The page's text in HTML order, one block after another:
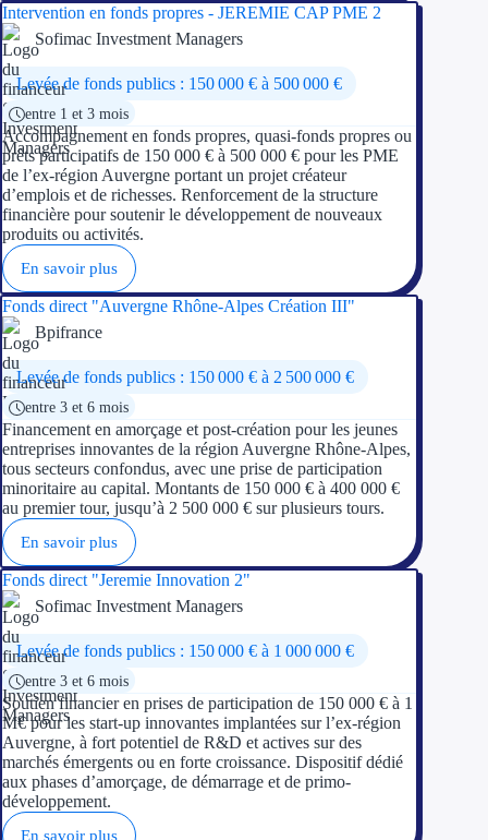
Aides Région
Aides Région Île-
Aides Région
Aides Région
Outre-mer
Aides Région
Aides Région
Couvertures
Aides Nationales
Intervention en fonds propres - JEREMIE CAP PME 2
Sofimac Investment Managers
Levée de fonds publics : 150 000 € à 500 000 €
entre 1 et 3 mois
Accompagnement en fonds propres, quasi-fonds propres ou
prêts participatifs de 150 000 € à 500 000 € pour les PME
de l’ex-région Auvergne portant un projet créateur
d’emplois et de richesses. Renforcement de la structure
financière pour soutenir le développement de nouveaux
produits ou activités.
En savoir plus
Fonds direct "Auvergne Rhône-Alpes Création III"
Bpifrance
Levée de fonds publics : 150 000 € à 2 500 000 €
entre 3 et 6 mois
Financement en amorçage et post-création pour les jeunes
entreprises innovantes de la région Auvergne Rhône-Alpes,
tous secteurs confondus, avec une prise de participation
minoritaire au capital. Montants de 150 000 € à 400 000 €
au premier tour, jusqu’à 2 500 000 € sur plusieurs tours.
En savoir plus
Fonds direct "Jeremie Innovation 2"
Sofimac Investment Managers
Levée de fonds publics : 150 000 € à 1 000 000 €
entre 3 et 6 mois
Soutien financier en prises de participation de 150 000 € à 1
M€ pour les start-up innovantes implantées sur l’ex-région
Auvergne, à fort potentiel de R&D et actives sur des
marchés émergents ou en forte croissance. Dispositif dédié
aux phases d’amorçage, de démarrage et de primo-
développement.
En savoir plus